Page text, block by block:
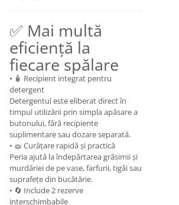
✅ Mai multă
eficiență la
fiecare spălare
• 🧴 Recipient integrat pentru
detergent
Detergentul este eliberat direct în
timpul utilizării prin simpla apăsare a
butonului, fără recipiente
suplimentare sau dozare separată.
• 🧽 Curățare rapidă și practică
Peria ajută la îndepărtarea grăsimii și
murdăriei de pe vase, farfurii, tigăi sau
suprafețe din bucătărie.
• 🔄 Include 2 rezerve
interschimbabile